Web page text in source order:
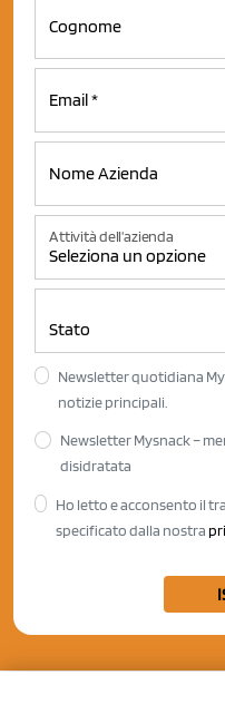
Attività dell'azienda
Newsletter quotidiana
notizie principali.
Newsletter Mysnack –
disidratata
Ho letto e acconsento il
specificato dalla nostra